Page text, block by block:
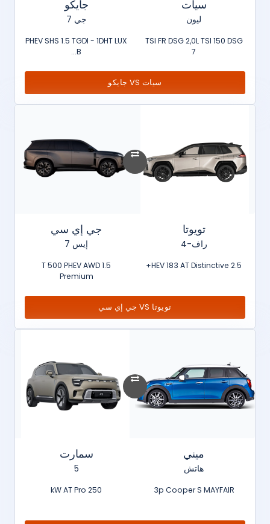
سيات
ليون
TSI FR DSG 2,0L TSI 150 DSG
7
جايكو
جي 7
PHEV SHS 1.5 TGDI - 1DHT LUX
B...
سيات VS جايكو
تويوتا
راف-4
2.5 HEV 183 AT Distinctive+
جي إي سي
إيس 7
1.5 T 500 PHEV AWD
Premium
تويوتا VS جي إي سي
ميني
هاتش
3p Cooper S MAYFAIR
سمارت
5
250 kW AT Pro